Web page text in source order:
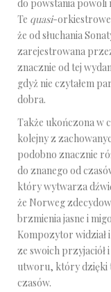
do powstania powoli
Te quasi-orkiestrowe
że od słuchania
zarejestrowana
znacznie od tej
gdyż nie czytałem
dobra.
Także ukończona w
kolejny z
podobno znacznie
do znanego od
który wytwarza
że Norweg
brzmienia jasne i
Kompozytor widział i
ze swoich przyjaciół
utworu, który dzięki
czasów.